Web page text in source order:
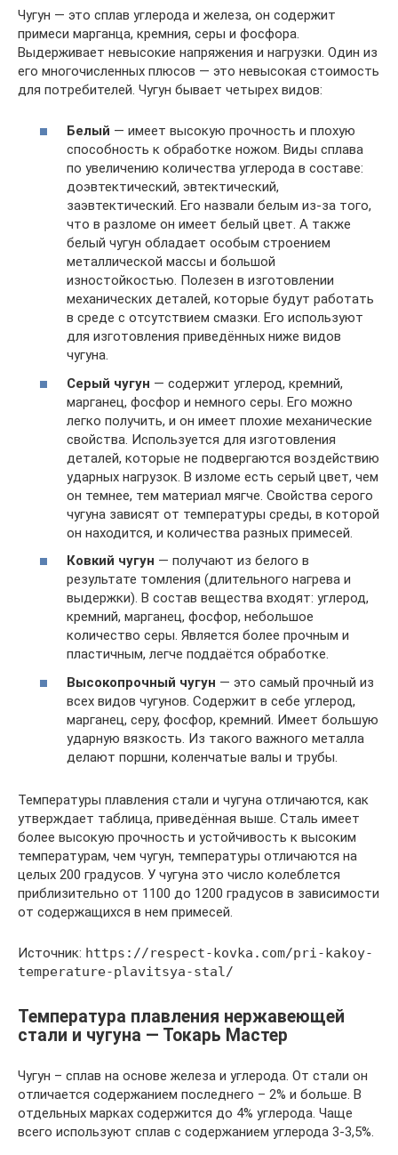
Чугун — это сплав углерода и железа, он содержит
примеси марганца, кремния, серы и фосфора.
Выдерживает невысокие напряжения и нагрузки. Один из
его многочисленных плюсов — это невысокая стоимость
для потребителей. Чугун бывает четырех видов:
Белый — имеет высокую прочность и плохую
способность к обработке ножом. Виды сплава
по увеличению количества углерода в составе:
доэвтектический, эвтектический,
заэвтектический. Его назвали белым из-за того,
что в разломе он имеет белый цвет. А также
белый чугун обладает особым строением
металлической массы и большой
изностойкостью. Полезен в изготовлении
механических деталей, которые будут работать
в среде с отсутствием смазки. Его используют
для изготовления приведённых ниже видов
чугуна.
Серый чугун — содержит углерод, кремний,
марганец, фосфор и немного серы. Его можно
легко получить, и он имеет плохие механические
свойства. Используется для изготовления
деталей, которые не подвергаются воздействию
ударных нагрузок. В изломе есть серый цвет, чем
он темнее, тем материал мягче. Свойства серого
чугуна зависят от температуры среды, в которой
он находится, и количества разных примесей.
Ковкий чугун — получают из белого в
результате томления (длительного нагрева и
выдержки). В состав вещества входят: углерод,
кремний, марганец, фосфор, небольшое
количество серы. Является более прочным и
пластичным, легче поддаётся обработке.
Высокопрочный чугун — это самый прочный из
всех видов чугунов. Содержит в себе углерод,
марганец, серу, фосфор, кремний. Имеет большую
ударную вязкость. Из такого важного металла
делают поршни, коленчатые валы и трубы.
Температуры плавления стали и чугуна отличаются, как
утверждает таблица, приведённая выше. Сталь имеет
более высокую прочность и устойчивость к высоким
температурам, чем чугун, температуры отличаются на
целых 200 градусов. У чугуна это число колеблется
приблизительно от 1100 до 1200 градусов в зависимости
от содержащихся в нем примесей.
Источник: https://respect-kovka.com/pri-kakoy-
temperature-plavitsya-stal/
Температура плавления нержавеющей
стали и чугуна — Токарь Мастер
Чугун – сплав на основе железа и углерода. От стали он
отличается содержанием последнего – 2% и больше. В
отдельных марках содержится до 4% углерода. Чаще
всего используют сплав с содержанием углерода 3-3,5%.